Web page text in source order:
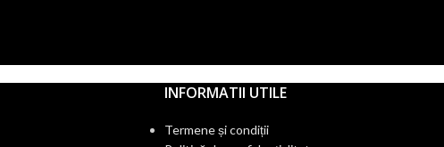
INFORMATII UTILE
Termene și condiții